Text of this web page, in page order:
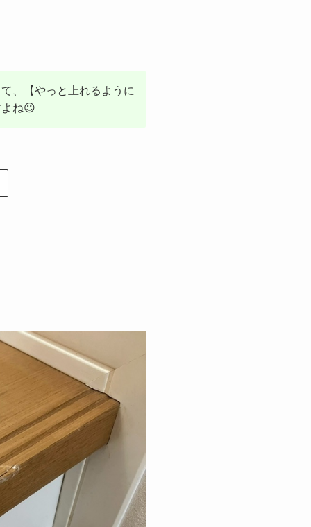
、【やっと上れるように
ね😉